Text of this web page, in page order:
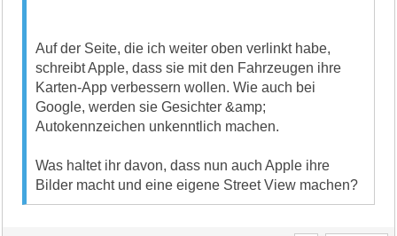
Auf der Seite, die ich weiter oben verlinkt habe,
schreibt Apple, dass sie mit den Fahrzeugen ihre
Karten-App verbessern wollen. Wie auch bei
Google, werden sie Gesichter &amp;
Autokennzeichen unkenntlich machen.
Was haltet ihr davon, dass nun auch Apple ihre
Bilder macht und eine eigene Street View machen?